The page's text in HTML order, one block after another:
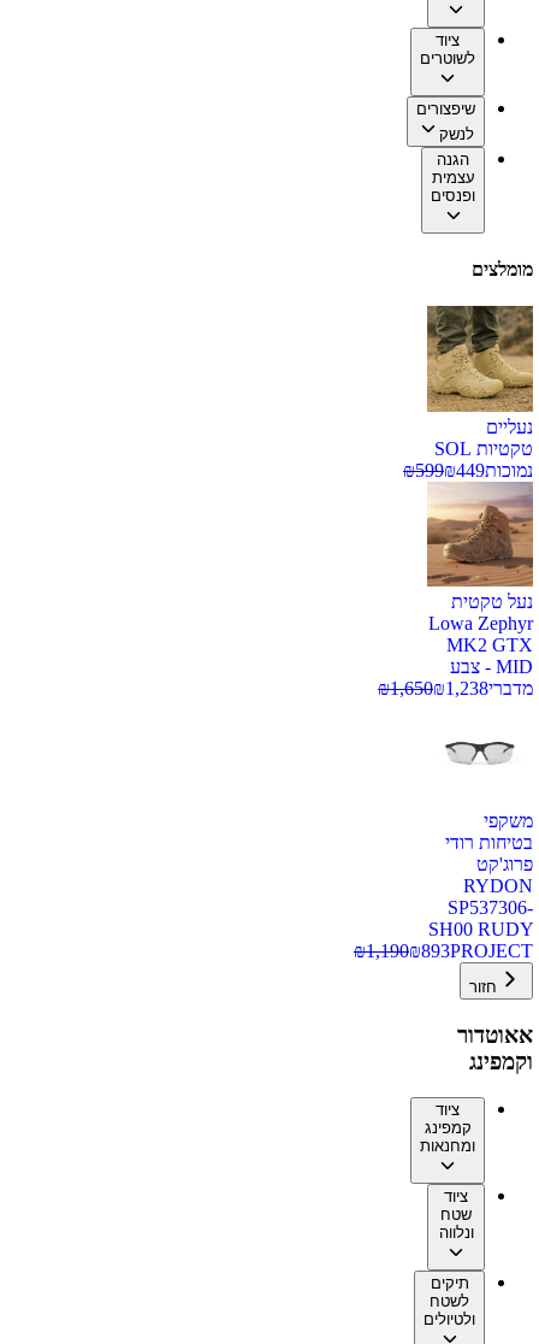
ציוד
לשוטרים
שיפצורים
לנשק
הגנה
עצמית
ופנסים
מומלצים
נעליים
טקטיות SOL
נמוכות
₪449
₪599
נעל טקטית
Lowa Zephyr
MK2 GTX
MID - צבע
מדברי
₪1,238
₪1,650
משקפי
בטיחות רודי
פרוג'קט
RYDON
SP537306-
SH00 RUDY
PROJECT
₪893
₪1,190
חזור
אאוטדור
וקמפינג
ציוד
קמפינג
ומחנאות
ציוד
שטח
ונלווה
תיקים
לשטח
ולטיולים